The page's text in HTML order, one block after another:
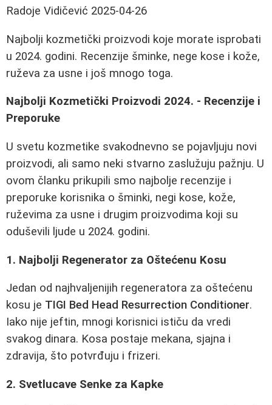
Radoje Vidičević 2025-04-26
Najbolji kozmetički proizvodi koje morate isprobati
u 2024. godini. Recenzije šminke, nege kose i kože,
ruževa za usne i još mnogo toga.
Najbolji Kozmetički Proizvodi 2024. - Recenzije i
Preporuke
U svetu kozmetike svakodnevno se pojavljuju novi
proizvodi, ali samo neki stvarno zaslužuju pažnju. U
ovom članku prikupili smo najbolje recenzije i
preporuke korisnika o šminki, negi kose, kože,
ruževima za usne i drugim proizvodima koji su
oduševili ljude u 2024. godini.
1. Najbolji Regenerator za Oštećenu Kosu
Jedan od najhvaljenijih regeneratora za oštećenu
kosu je TIGI Bed Head Resurrection Conditioner.
Iako nije jeftin, mnogi korisnici ističu da vredi
svakog dinara. Kosa postaje mekana, sjajna i
zdravija, što potvrđuju i frizeri.
2. Svetlucave Senke za Kapke